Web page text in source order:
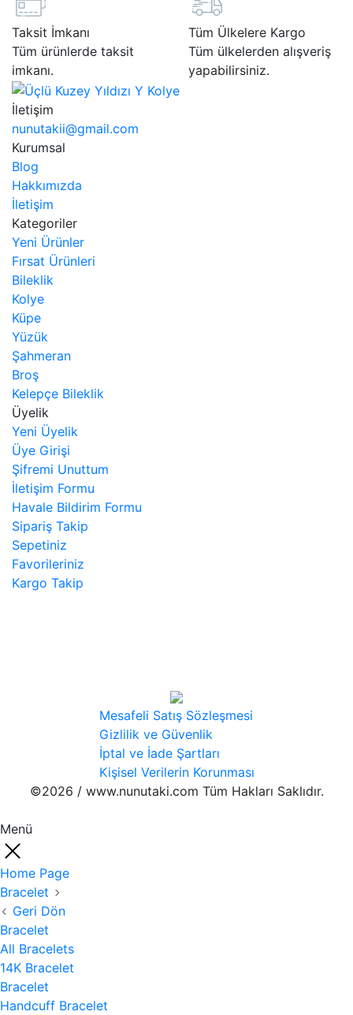
Taksit İmkanı
Tüm ürünlerde taksit
imkanı.
Tüm Ülkelere Kargo
Tüm ülkelerden alışveriş
yapabilirsiniz.
İletişim
nunutakii@gmail.com
Kurumsal
Blog
Hakkımızda
İletişim
Kategoriler
Yeni Ürünler
Fırsat Ürünleri
Bileklik
Kolye
Küpe
Yüzük
Şahmeran
Broş
Kelepçe Bileklik
Üyelik
Yeni Üyelik
Üye Girişi
Şifremi Unuttum
İletişim Formu
Havale Bildirim Formu
Sipariş Takip
Sepetiniz
Favorileriniz
Kargo Takip
©2026 / www.nunutaki.com Tüm Hakları Saklıdır.
Mesafeli Satış Sözleşmesi
Gizlilik ve Güvenlik
İptal ve İade Şartları
Kişisel Verilerin Korunması
Menü
Home Page
Bracelet
Geri Dön
Bracelet
All Bracelets
14K Bracelet
Bracelet
Handcuff Bracelet